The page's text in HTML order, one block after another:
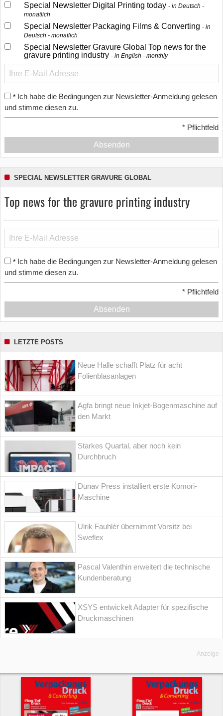
Special Newsletter Digital Printing today
in Deutsch -
monatlich
Special Newsletter Packaging Films & Converting
in
Deutsch - monatlich
Special Newsletter Gravure Global Top news for the
gravure printing industry
in English - monthly
* Ich habe die Bedingungen zur Newsletter-Anmeldung gelesen
und stimme diesen zu.
* Pflichtfeld
Absenden
SPECIAL NEWSLETTER GRAVURE GLOBAL
Top news for the gravure printing industry
* Ich habe die Bedingungen zur Newsletter-Anmeldung gelesen
und stimme diesen zu.
* Pflichtfeld
Absenden
LETZTE POSTS
Neue Halle schafft Platz für acht
Folienblasanlagen
Agfa bringt neue Inkjet-Bogenmaschine auf
den Markt
Starkes Quartal, aber noch kein
Durchbruch
Dunav Press installiert erste Komori-
Maschine
Ulrik Fauhlér übernimmt Vorsitz bei
Sweflex
Pascal Valenthin erweitert die technische
Kundenberatung
XSYS entwickelt Adapter für spezifische
Druckmaschinen
Anzeige